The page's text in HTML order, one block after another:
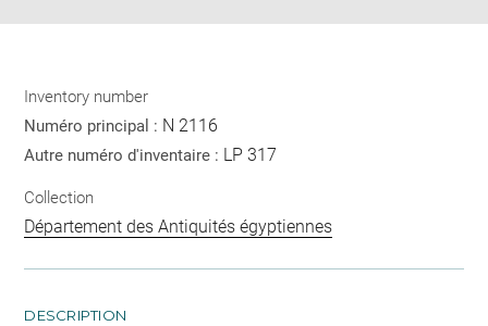
Inventory number
Numéro principal : N 2116
Autre numéro d'inventaire : LP 317
Collection
Département des Antiquités égyptiennes
DESCRIPTION